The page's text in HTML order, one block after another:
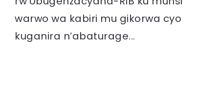
warwo wa kabiri mu gikorwa cyo
kuganira n’abaturage...